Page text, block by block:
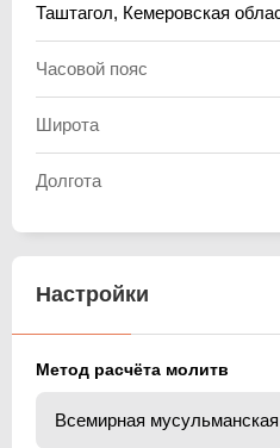
Таштагол, Кемеровская
Часовой пояс
Широта
Долгота
Настройки
Метод расчёта молитв